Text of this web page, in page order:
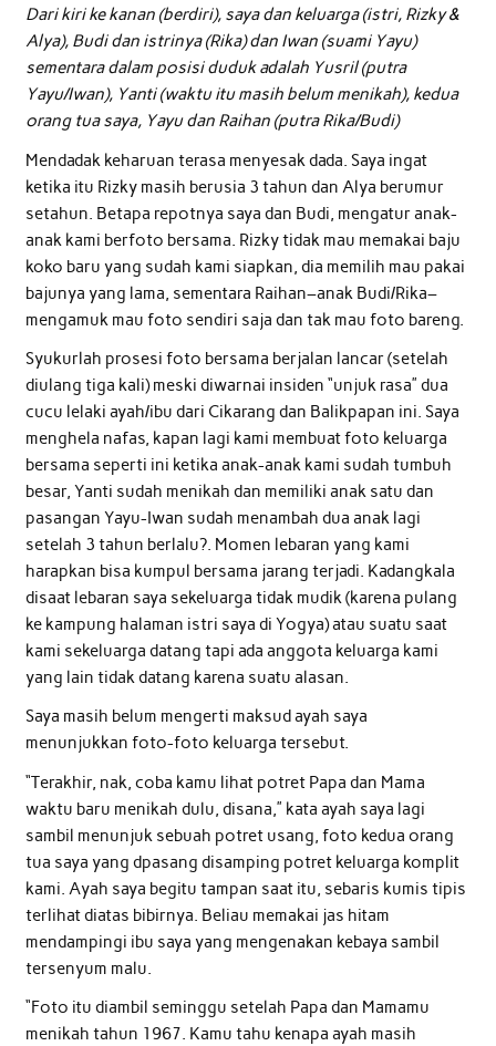
Dari kiri ke kanan (berdiri), saya dan keluarga (istri, Rizky &
Alya), Budi dan istrinya (Rika) dan Iwan (suami Yayu)
sementara dalam posisi duduk adalah Yusril (putra
Yayu/Iwan), Yanti (waktu itu masih belum menikah), kedua
orang tua saya, Yayu dan Raihan (putra Rika/Budi)
Mendadak keharuan terasa menyesak dada. Saya ingat
ketika itu Rizky masih berusia 3 tahun dan Alya berumur
setahun. Betapa repotnya saya dan Budi, mengatur anak-
anak kami berfoto bersama. Rizky tidak mau memakai baju
koko baru yang sudah kami siapkan, dia memilih mau pakai
bajunya yang lama, sementara Raihan–anak Budi/Rika–
mengamuk mau foto sendiri saja dan tak mau foto bareng.
Syukurlah prosesi foto bersama berjalan lancar (setelah
diulang tiga kali) meski diwarnai insiden “unjuk rasa” dua
cucu lelaki ayah/ibu dari Cikarang dan Balikpapan ini. Saya
menghela nafas, kapan lagi kami membuat foto keluarga
bersama seperti ini ketika anak-anak kami sudah tumbuh
besar, Yanti sudah menikah dan memiliki anak satu dan
pasangan Yayu-Iwan sudah menambah dua anak lagi
setelah 3 tahun berlalu?. Momen lebaran yang kami
harapkan bisa kumpul bersama jarang terjadi. Kadangkala
disaat lebaran saya sekeluarga tidak mudik (karena pulang
ke kampung halaman istri saya di Yogya) atau suatu saat
kami sekeluarga datang tapi ada anggota keluarga kami
yang lain tidak datang karena suatu alasan.
Saya masih belum mengerti maksud ayah saya
menunjukkan foto-foto keluarga tersebut.
“Terakhir, nak, coba kamu lihat potret Papa dan Mama
waktu baru menikah dulu, disana,” kata ayah saya lagi
sambil menunjuk sebuah potret usang, foto kedua orang
tua saya yang dpasang disamping potret keluarga komplit
kami. Ayah saya begitu tampan saat itu, sebaris kumis tipis
terlihat diatas bibirnya. Beliau memakai jas hitam
mendampingi ibu saya yang mengenakan kebaya sambil
tersenyum malu.
“Foto itu diambil seminggu setelah Papa dan Mamamu
menikah tahun 1967. Kamu tahu kenapa ayah masih